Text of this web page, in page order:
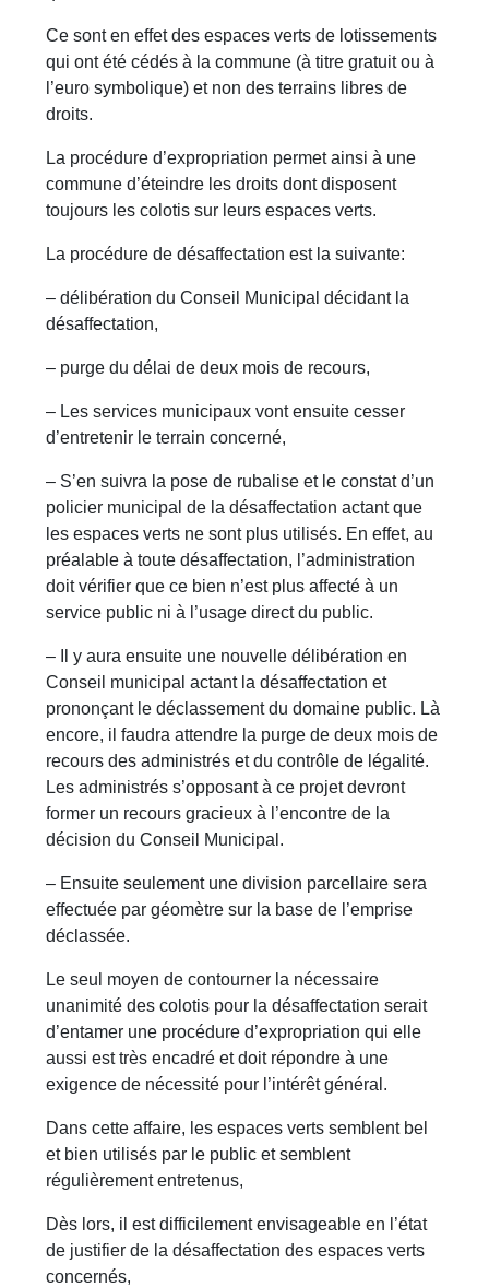
Ce sont en effet des espaces verts de lotissements
qui ont été cédés à la commune (à titre gratuit ou à
l’euro symbolique) et non des terrains libres de
droits.
La procédure d’expropriation permet ainsi à une
commune d’éteindre les droits dont disposent
toujours les colotis sur leurs espaces verts.
La procédure de désaffectation est la suivante:
– délibération du Conseil Municipal décidant la
désaffectation,
– purge du délai de deux mois de recours,
– Les services municipaux vont ensuite cesser
d’entretenir le terrain concerné,
– S’en suivra la pose de rubalise et le constat d’un
policier municipal de la désaffectation actant que
les espaces verts ne sont plus utilisés. En effet, au
préalable à toute désaffectation, l’administration
doit vérifier que ce bien n’est plus affecté à un
service public ni à l’usage direct du public.
– Il y aura ensuite une nouvelle délibération en
Conseil municipal actant la désaffectation et
prononçant le déclassement du domaine public. Là
encore, il faudra attendre la purge de deux mois de
recours des administrés et du contrôle de légalité.
Les administrés s’opposant à ce projet devront
former un recours gracieux à l’encontre de la
décision du Conseil Municipal.
– Ensuite seulement une division parcellaire sera
effectuée par géomètre sur la base de l’emprise
déclassée.
Le seul moyen de contourner la nécessaire
unanimité des colotis pour la désaffectation serait
d’entamer une procédure d’expropriation qui elle
aussi est très encadré et doit répondre à une
exigence de nécessité pour l’intérêt général.
Dans cette affaire, les espaces verts semblent bel
et bien utilisés par le public et semblent
régulièrement entretenus,
Dès lors, il est difficilement envisageable en l’état
de justifier de la désaffectation des espaces verts
concernés,